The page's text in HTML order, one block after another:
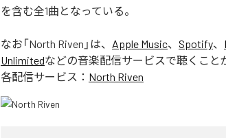
を含む全1曲となっている。
なお「North Riven 」は、 Apple Music、 Spotify、
Unlimitedなどの音楽配信サービスで聴くこと
各配信サービス： North Riven